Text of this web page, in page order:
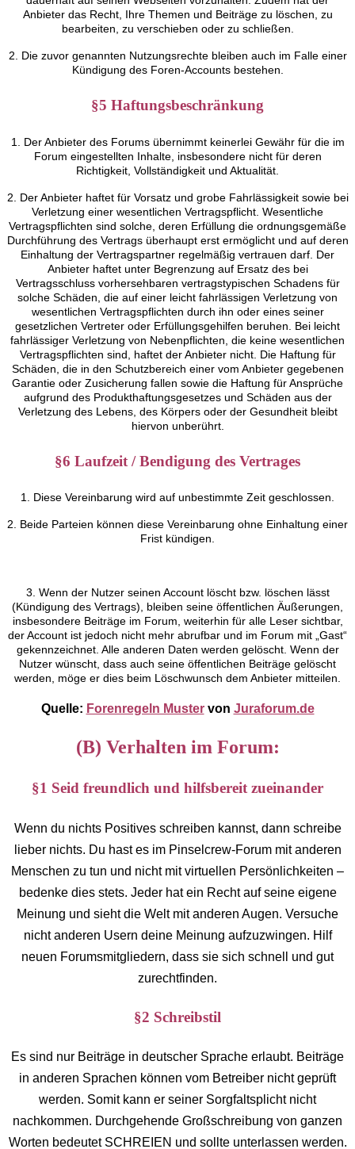
Anbieter das Recht, Ihre Themen und Beiträge zu löschen, zu
bearbeiten, zu verschieben oder zu schließen.
2. Die zuvor genannten Nutzungsrechte bleiben auch im Falle einer
Kündigung des Foren-Accounts bestehen.
§5 Haftungsbeschränkung
1. Der Anbieter des Forums übernimmt keinerlei Gewähr für die im
Forum eingestellten Inhalte, insbesondere nicht für deren
Richtigkeit, Vollständigkeit und Aktualität.
2. Der Anbieter haftet für Vorsatz und grobe Fahrlässigkeit sowie bei
Verletzung einer wesentlichen Vertragspflicht. Wesentliche
Vertragspflichten sind solche, deren Erfüllung die ordnungsgemäße
Durchführung des Vertrags überhaupt erst ermöglicht und auf deren
Einhaltung der Vertragspartner regelmäßig vertrauen darf. Der
Anbieter haftet unter Begrenzung auf Ersatz des bei
Vertragsschluss vorhersehbaren vertragstypischen Schadens für
solche Schäden, die auf einer leicht fahrlässigen Verletzung von
wesentlichen Vertragspflichten durch ihn oder eines seiner
gesetzlichen Vertreter oder Erfüllungsgehilfen beruhen. Bei leicht
fahrlässiger Verletzung von Nebenpflichten, die keine wesentlichen
Vertragspflichten sind, haftet der Anbieter nicht. Die Haftung für
Schäden, die in den Schutzbereich einer vom Anbieter gegebenen
Garantie oder Zusicherung fallen sowie die Haftung für Ansprüche
aufgrund des Produkthaftungsgesetzes und Schäden aus der
Verletzung des Lebens, des Körpers oder der Gesundheit bleibt
hiervon unberührt.
§6 Laufzeit / Bendigung des Vertrages
1. Diese Vereinbarung wird auf unbestimmte Zeit geschlossen.
2. Beide Parteien können diese Vereinbarung ohne Einhaltung einer
Frist kündigen.
3. Wenn der Nutzer seinen Account löscht bzw. löschen lässt
(Kündigung des Vertrags), bleiben seine öffentlichen Äußerungen,
insbesondere Beiträge im Forum, weiterhin für alle Leser sichtbar,
der Account ist jedoch nicht mehr abrufbar und im Forum mit „Gast“
gekennzeichnet. Alle anderen Daten werden gelöscht. Wenn der
Nutzer wünscht, dass auch seine öffentlichen Beiträge gelöscht
werden, möge er dies beim Löschwunsch dem Anbieter mitteilen.
Quelle: Forenregeln Mustervon Juraforum.de
(B) Verhalten im Forum:
§1 Seid freundlich und hilfsbereit zueinander
Wenn du nichts Positives schreiben kannst, dann schreibe
lieber nichts. Du hast es im Pinselcrew-Forum mit anderen
Menschen zu tun und nicht mit virtuellen Persönlichkeiten –
bedenke dies stets. Jeder hat ein Recht auf seine eigene
Meinung und sieht die Welt mit anderen Augen. Versuche
nicht anderen Usern deine Meinung aufzuzwingen. Hilf
neuen Forumsmitgliedern, dass sie sich schnell und gut
zurechtfinden.
§2 Schreibstil
Es sind nur Beiträge in deutscher Sprache erlaubt. Beiträge
in anderen Sprachen können vom Betreiber nicht geprüft
werden. Somit kann er seiner Sorgfaltsplicht nicht
nachkommen. Durchgehende Großschreibung von ganzen
Worten bedeutet SCHREIEN und sollte unterlassen werden.